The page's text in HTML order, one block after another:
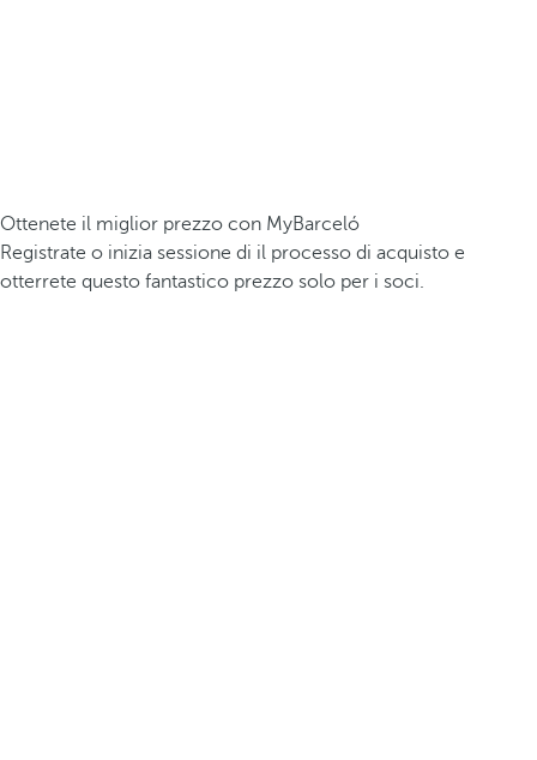
Ottenete il miglior prezzo con MyBarceló
Registrate o inizia sessione di il processo di acquisto e
otterrete questo fantastico prezzo solo per i soci.